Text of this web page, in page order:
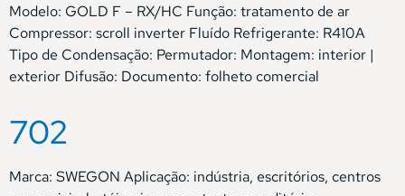
Modelo: GOLD F – RX/HC Função: tratamento de ar
Compressor: scroll inverter Fluído Refrigerante: R410A
Tipo de Condensação: Permutador: Montagem: interior |
exterior Difusão: Documento: folheto comercial
702
Marca: SWEGON Aplicação: indústria, escritórios, centros